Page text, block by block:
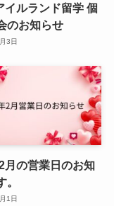
イルランド留学 個
のお知らせ
3日
月の営業日のお知
。
1日